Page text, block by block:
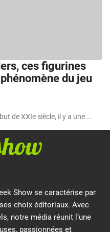
ces figurines
du jeu
de XXIe siècle, il y a une …
Show se caractérise par
choix éditoriaux. Avec
notre média réunit l’une
passionnées et